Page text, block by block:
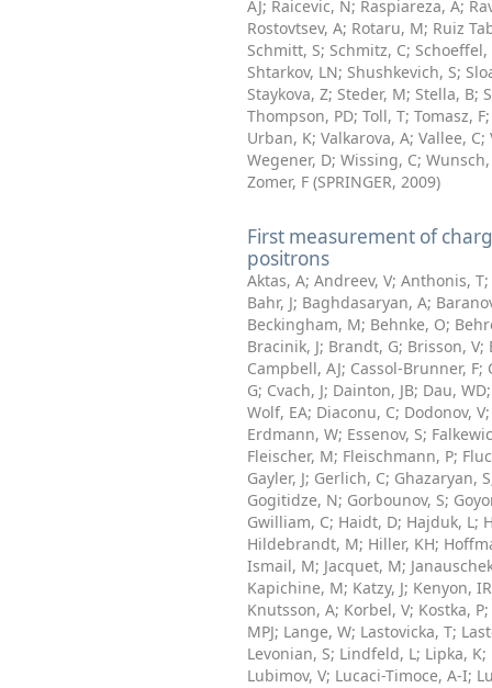
AJ; Raicevic, N; Raspiareza, A;
Rostovtsev, A; Rotaru, M; Ruiz
Schmitt, S; Schmitz, C; Schoeffel,
Shtarkov, LN; Shushkevich, S;
Staykova, Z; Steder, M; Stella, B;
Thompson, PD; Toll, T; Tomasz, F
Urban, K; Valkarova, A; Vallee, C;
Wegener, D; Wissing, C; Wunsch,
Zomer, F (SPRINGER, 2009)
First measurement of
positrons
Aktas, A; Andreev, V; Anthonis, T;
Bahr, J; Baghdasaryan, A;
Beckingham, M; Behnke, O;
Bracinik, J; Brandt, G; Brisson, V;
Campbell, AJ; Cassol-Brunner, F;
G; Cvach, J; Dainton, JB; Dau, WD
Wolf, EA; Diaconu, C; Dodonov, V
Erdmann, W; Essenov, S;
Fleischer, M; Fleischmann, P;
Gayler, J; Gerlich, C; Ghazaryan, S
Gogitidze, N; Gorbounov, S;
Gwilliam, C; Haidt, D; Hajduk, L;
Hildebrandt, M; Hiller, KH;
Ismail, M; Jacquet, M;
Kapichine, M; Katzy, J; Kenyon, IR
Knutsson, A; Korbel, V; Kostka, P;
MPJ; Lange, W; Lastovicka, T;
Levonian, S; Lindfeld, L; Lipka, K;
Lubimov, V; Lucaci-Timoce, A-I;